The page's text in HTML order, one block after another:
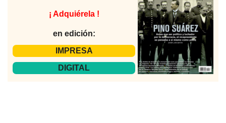
¡ Adquiérela !
en edición:
IMPRESA
DIGITAL